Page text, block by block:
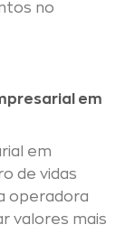
no
em
em
de vidas
operadora
valores mais